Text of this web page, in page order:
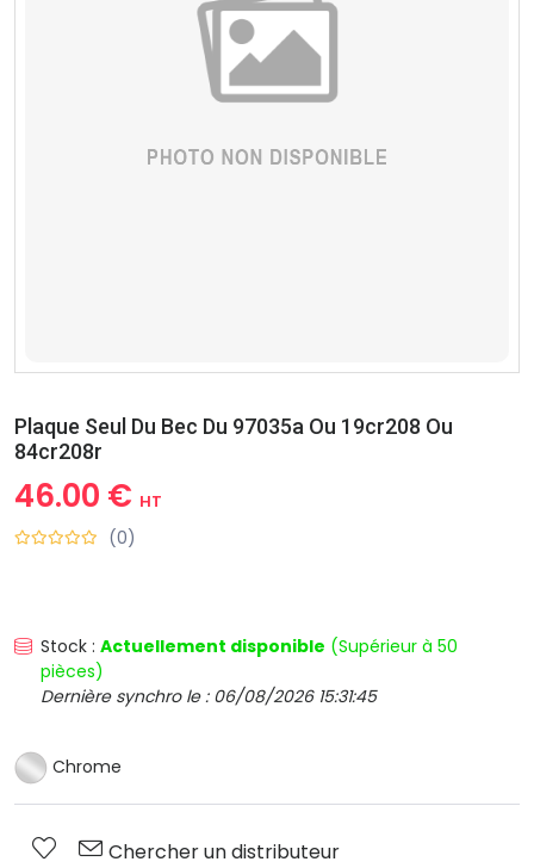
Plaque Seul Du Bec Du 97035a Ou 19cr208 Ou
84cr208r
46.00 € HT
(0)
Stock : Actuellement disponible (Supérieur à 50
pièces)
Dernière synchro le : 06/08/2026 15:31:45
Chrome
Chercher un distributeur